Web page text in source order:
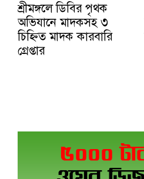
শ্রীমঙ্গলে ডিবির পৃথক
অভিযানে মাদকসহ ৩
চিহ্নিত মাদক কারবারি
গ্রেপ্তার